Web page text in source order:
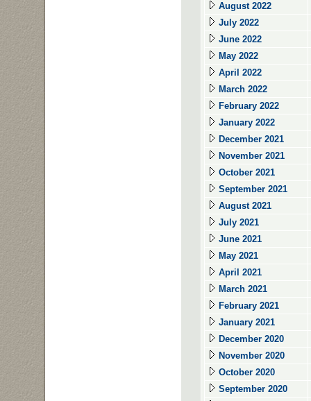
August 2022
July 2022
June 2022
May 2022
April 2022
March 2022
February 2022
January 2022
December 2021
November 2021
October 2021
September 2021
August 2021
July 2021
June 2021
May 2021
April 2021
March 2021
February 2021
January 2021
December 2020
November 2020
October 2020
September 2020